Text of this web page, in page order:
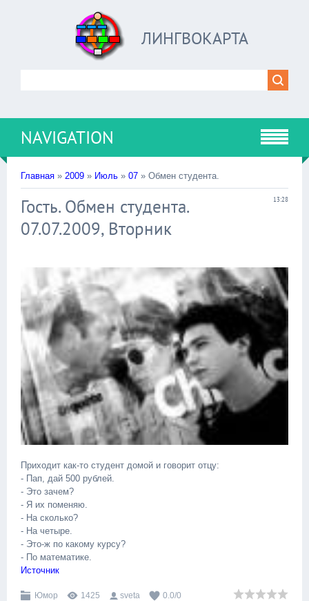
ЛИНГВОКАРТА
NAVIGATION
Главная » 2009 » Июль » 07 » Обмен студента.
13:28
Гость. Обмен студента.
07.07.2009, Вторник
Приходит как-то студент домой и говорит отцу:
- Пап, дай 500 рублей.
- Это зачем?
- Я их поменяю.
- На сколько?
- На четыре.
- Это-ж по какому курсу?
- По математике.
Источник
Юмор 1425 sveta 0.0/0